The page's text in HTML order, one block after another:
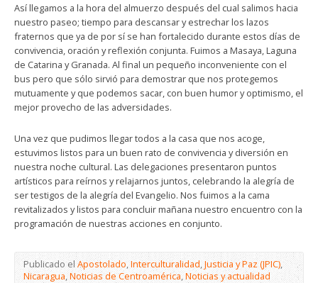
Así llegamos a la hora del almuerzo después del cual salimos hacia
nuestro paseo; tiempo para descansar y estrechar los lazos
fraternos que ya de por sí se han fortalecido durante estos días de
convivencia, oración y reflexión conjunta. Fuimos a Masaya, Laguna
de Catarina y Granada. Al final un pequeño inconveniente con el
bus pero que sólo sirvió para demostrar que nos protegemos
mutuamente y que podemos sacar, con buen humor y optimismo, el
mejor provecho de las adversidades.
Una vez que pudimos llegar todos a la casa que nos acoge,
estuvimos listos para un buen rato de convivencia y diversión en
nuestra noche cultural. Las delegaciones presentaron puntos
artísticos para reírnos y relajarnos juntos, celebrando la alegría de
ser testigos de la alegría del Evangelio. Nos fuimos a la cama
revitalizados y listos para concluir mañana nuestro encuentro con la
programación de nuestras acciones en conjunto.
Publicado el Apostolado,Interculturalidad,Justicia y Paz (JPIC),
Nicaragua,Noticias de Centroamérica,Noticias y actualidad